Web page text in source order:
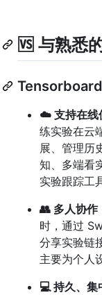
🆚 与熟悉
☁️ 支持在线
练实验在云
展、管理历
知、多端看
实验跟踪工
👥 多人协作
时，通过
分享实验链
主要为个人
💻 持久、集